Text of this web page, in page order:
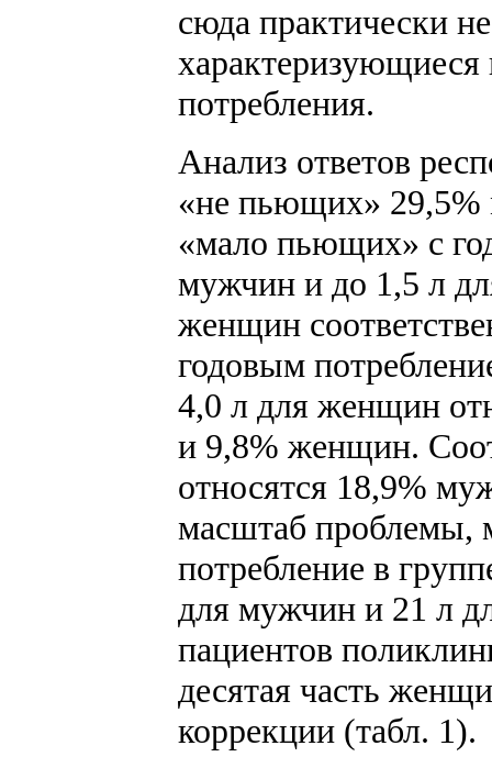
сюда практически
потребления.
Анализ ответов
«не пьющих»
«мало пьющих» с
мужчин и до 1,5 л
женщин
годовым
4,0 л для женщин
и 9,8% женщин.
относятся 18,9%
масштаб проблемы,
потребление в
для мужчин и 21 л
пациентов
десятая часть
коррекции (табл. 1).